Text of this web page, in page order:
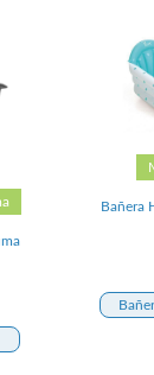
Bañera